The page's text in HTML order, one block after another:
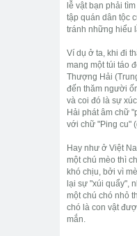
lễ vật bạn phải
tập quán dân tộc
tránh những hiểu
Ví dụ ở ta, khi đi
mang một túi táo
Thượng Hải
đến thăm người
và coi đó là sự
Hải phát âm chữ
với chữ "Ping cu"
Hay như ở Việt
một chú mèo thì
khó chịu, bởi vì
lại sự "xúi quẩy",
một chú chó nhỏ
chó là con vật
mắn.